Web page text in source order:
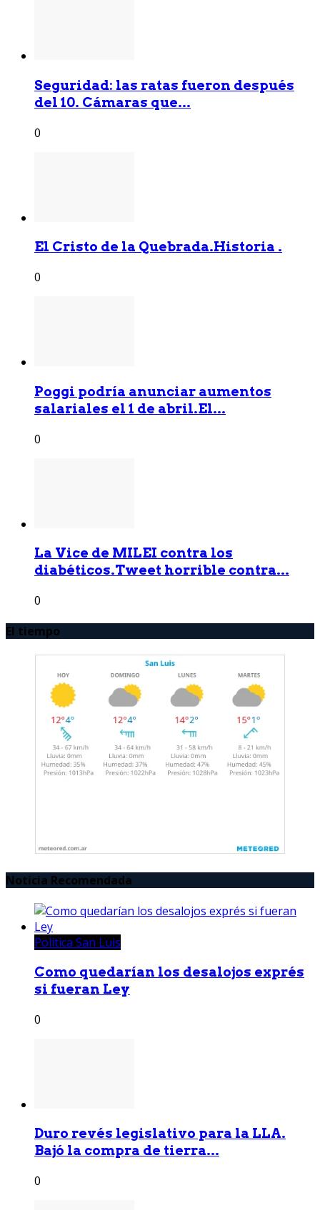
Seguridad: las ratas fueron después
del 10. Cámaras que...
0
El Cristo de la Quebrada.Historia .
0
Poggi podría anunciar aumentos
salariales el 1 de abril.El...
0
La Vice de MILEI contra los
diabéticos.Tweet horrible contra...
0
El tiempo
Noticia Recomendada
Política San Luis
Como quedarían los desalojos exprés
si fueran Ley
0
Duro revés legislativo para la LLA.
Bajó la compra de tierra...
0